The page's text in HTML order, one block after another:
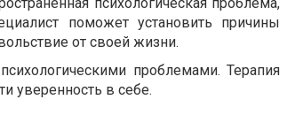
поможет установить причины
от своей жизни.
проблемами. Терапия
уверенность в себе.